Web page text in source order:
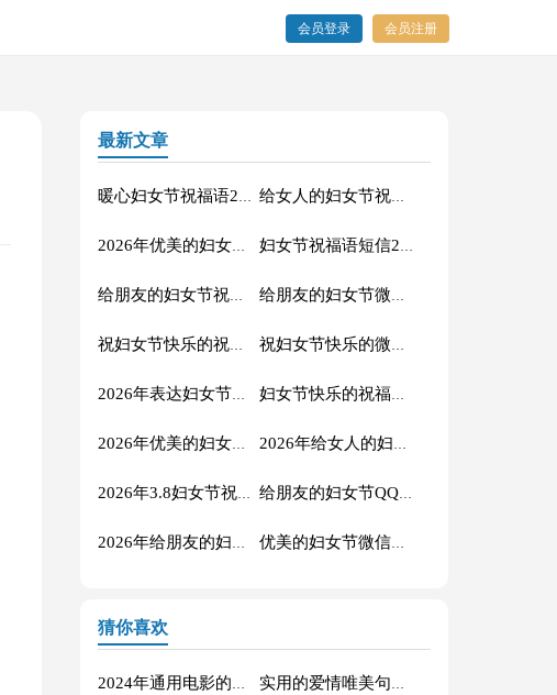
会员登录 会员注册
最新文章
猜你喜欢
2024年通用电影的语录摘录88条 实用的爱情唯美句子汇编56条